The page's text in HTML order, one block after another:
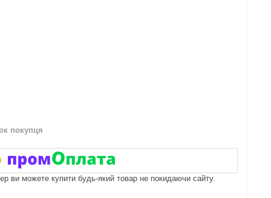
покупця
ви можете купити будь-який товар не покидаючи сайту.